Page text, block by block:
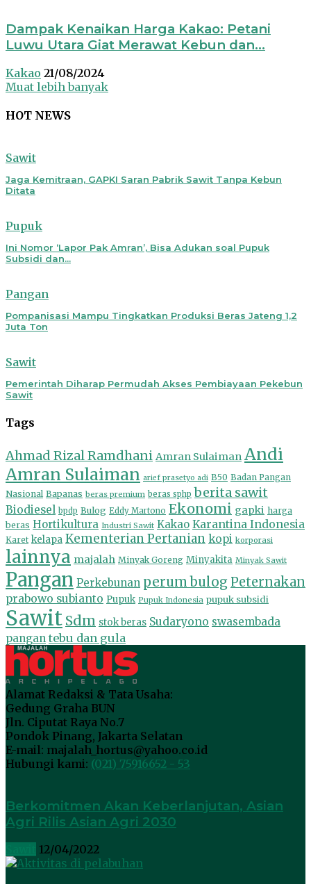
Dampak Kenaikan Harga Kakao: Petani
Luwu Utara Giat Merawat Kebun dan...
Kakao 21/08/2024
Muat lebih banyak
HOT NEWS
Sawit
Jaga Kemitraan, GAPKI Saran Pabrik Sawit Tanpa Kebun
Ditata
Pupuk
Ini Nomor ‘Lapor Pak Amran’, Bisa Adukan soal Pupuk
Subsidi dan...
Pangan
Pompanisasi Mampu Tingkatkan Produksi Beras Jateng 1,2
Juta Ton
Sawit
Pemerintah Diharap Permudah Akses Pembiayaan Pekebun
Sawit
Tags
Ahmad Rizal Ramdhani Amran Sulaiman Andi
Amran Sulaiman arief prasetyo adi B50 Badan Pangan
Nasional Bapanas beras premium beras sphp berita sawit
Biodiesel bpdp Bulog Eddy Martono Ekonomi gapki harga
beras Hortikultura Industri Sawit Kakao Karantina Indonesia
Karet kelapa Kementerian Pertanian kopi korporasi
lainnya majalah Minyak Goreng Minyakita Minyak Sawit
Pangan Perkebunan perum bulog Peternakan
prabowo subianto Pupuk Pupuk Indonesia pupuk subsidi
Sawit Sdm stok beras Sudaryono swasembada
pangan tebu dan gula
Alamat Redaksi & Tata Usaha:
Gedung Graha BUN
Jln. Ciputat Raya No.7
Pondok Pinang, Jakarta Selatan
E-mail: majalah_hortus@yahoo.co.id
Hubungi kami: (021) 75916652 - 53
Berkomitmen Akan Keberlanjutan, Asian
Agri Rilis Asian Agri 2030
12/04/2022